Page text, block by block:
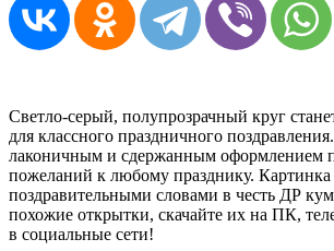
Светло-серый, полупрозрачный круг
для классного праздничного
лаконичным и сдержанным оформлением
пожеланий к любому празднику.
поздравительными словами в честь ДР
похожие открытки, скачайте их на ПК,
в социальные сети!